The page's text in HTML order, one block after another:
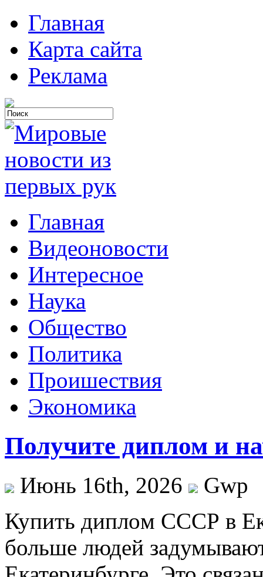
Главная
Карта сайта
Реклама
Главная
Видеоновости
Интересное
Наука
Общество
Политика
Проишествия
Экономика
Получите диплом и
Июнь 16th, 2026
Gwp
Купить диплoм СССР в
больше людей